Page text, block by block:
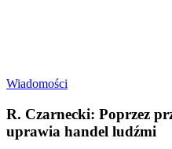
Wiadomości
R. Czarnecki: Poprzez
uprawia handel ludźmi